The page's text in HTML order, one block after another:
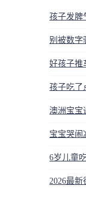
好孩子推
宝宝哭闹